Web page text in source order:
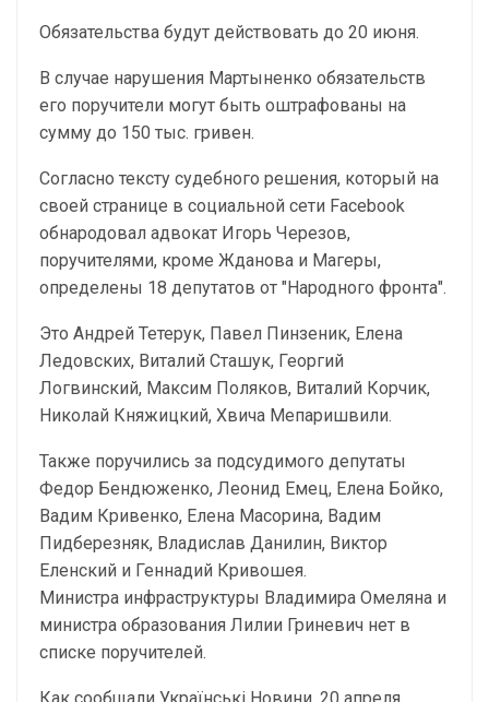
Обязательства будут действовать до 20 июня.
В случае нарушения Мартыненко обязательств
его поручители могут быть оштрафованы на
сумму до 150 тыс. гривен.
Согласно тексту судебного решения, который на
своей странице в социальной сети Facebook
обнародовал адвокат Игорь Черезов,
поручителями, кроме Жданова и Магеры,
определены 18 депутатов от "Народного фронта".
Это Андрей Тетерук, Павел Пинзеник, Елена
Ледовских, Виталий Сташук, Георгий
Логвинский, Максим Поляков, Виталий Корчик,
Николай Княжицкий, Хвича Мепаришвили.
Также поручились за подсудимого депутаты
Федор Бендюженко, Леонид Емец, Елена Бойко,
Вадим Кривенко, Елена Масорина, Вадим
Пидберезняк, Владислав Данилин, Виктор
Еленский и Геннадий Кривошея.
Министра инфраструктуры Владимира Омеляна и
министра образования Лилии Гриневич нет в
списке поручителей.